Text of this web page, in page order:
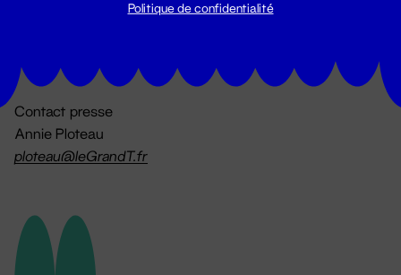
Contact presse
Annie Ploteau
ploteau@leGrandT.fr
Politique de confidentialité